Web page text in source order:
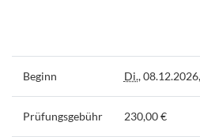
Beginn Di.,
Prüfungsgebühr 230,00 €